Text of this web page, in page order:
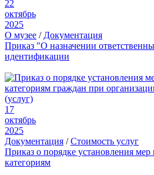
22
октябрь
2025
О музее / Документация
Приказ "О назначении
идентификации
17
октябрь
2025
Документация /Стоимость услуг
Приказ о порядке установления
категориям